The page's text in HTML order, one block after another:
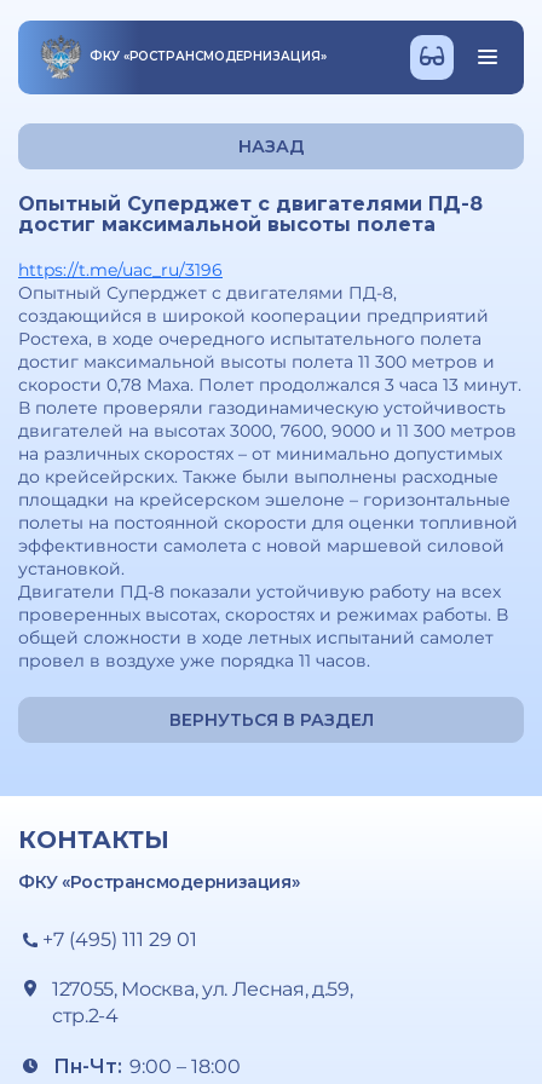
ФКУ «РОСТРАНСМОДЕРНИЗАЦИЯ»
НАЗАД
Опытный Суперджет с двигателями ПД-8
достиг максимальной высоты полета
https://t.me/uac_ru/3196
Опытный Суперджет с двигателями ПД-8,
создающийся в широкой кооперации предприятий
Ростеха, в ходе очередного испытательного полета
достиг максимальной высоты полета 11 300 метров и
скорости 0,78 Маха. Полет продолжался 3 часа 13 минут.
В полете проверяли газодинамическую устойчивость
двигателей на высотах 3000, 7600, 9000 и 11 300 метров
на различных скоростях – от минимально допустимых
до крейсейрских. Также были выполнены расходные
площадки на крейсерском эшелоне – горизонтальные
полеты на постоянной скорости для оценки топливной
эффективности самолета с новой маршевой силовой
установкой.
Двигатели ПД-8 показали устойчивую работу на всех
проверенных высотах, скоростях и режимах работы. В
общей сложности в ходе летных испытаний самолет
провел в воздухе уже порядка 11 часов.
ВЕРНУТЬСЯ В РАЗДЕЛ
КОНТАКТЫ
ФКУ «Ространсмодернизация»
+7 (495) 111 29 01
127055, Москва, ул. Лесная, д.59,
стр.2-4
Пн-Чт: 9:00 – 18:00